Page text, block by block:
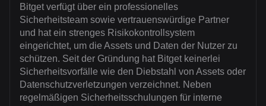
Bitget verfügt über ein professionelles
Sicherheitsteam sowie vertrauenswürdige Partner
und hat ein strenges Risikokontrollsystem
eingerichtet, um die Assets und Daten der Nutzer zu
schützen. Seit der Gründung hat Bitget keinerlei
Sicherheitsvorfälle wie den Diebstahl von Assets oder
Datenschutzverletzungen verzeichnet. Neben
regelmäßigen Sicherheitsschulungen für interne